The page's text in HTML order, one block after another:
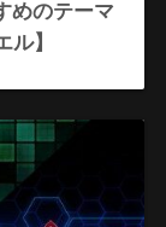
めのテーマ
】